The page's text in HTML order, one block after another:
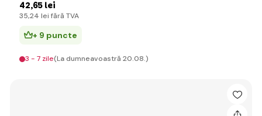
42,65 lei
35,24 lei fără TVA
+ 9 puncte
3 - 7 zile(La dumneavoastră 20.08.)